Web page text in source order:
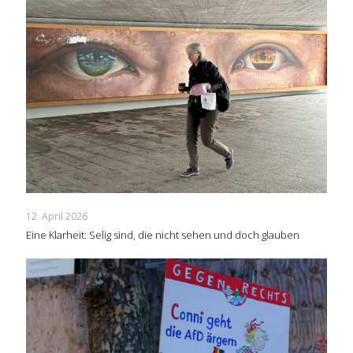
12. April 2026
Eine Klarheit: Selig sind, die nicht sehen und doch glauben